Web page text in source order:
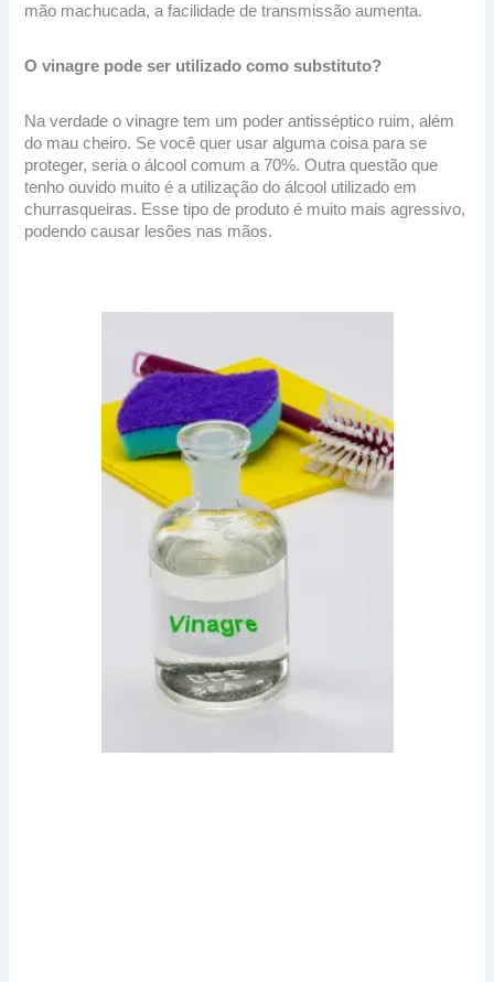
mão machucada, a facilidade de transmissão aumenta.
O vinagre pode ser utilizado como substituto?
Na verdade o vinagre tem um poder antisséptico ruim, além
do mau cheiro. Se você quer usar alguma coisa para se
proteger, seria o álcool comum a 70%. Outra questão que
tenho ouvido muito é a utilização do álcool utilizado em
churrasqueiras. Esse tipo de produto é muito mais agressivo,
podendo causar lesões nas mãos.